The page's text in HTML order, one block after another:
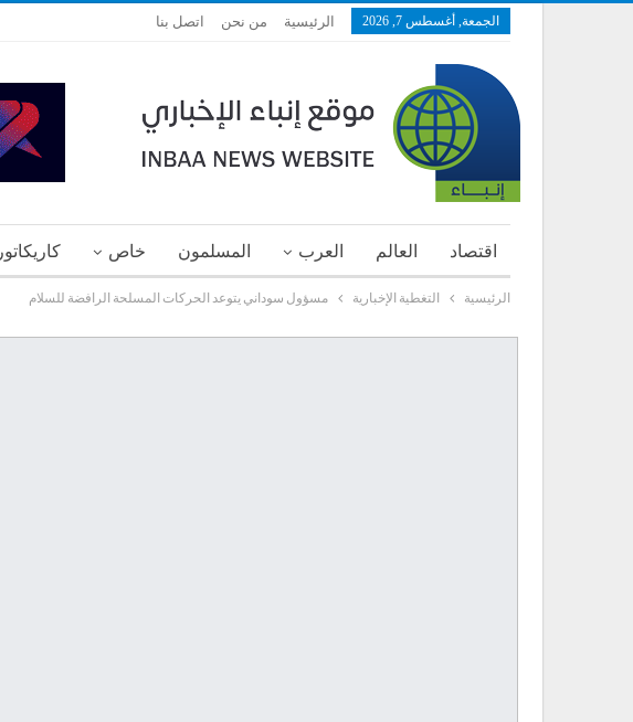
الجمعة, أغسطس 7, 2026 الرئيسية من نحن اتصل بنا
اقتصاد العالم العرب المسلمون خاص كاريكاتور
الرئيسية التغطية الإخبارية مسؤول سوداني يتوعد الحركات المسلحة الرافضة للسلام